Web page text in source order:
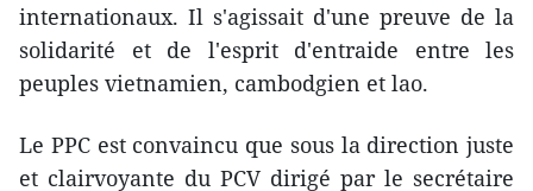
internationaux. Il s'agissait d'une preuve de la
solidarité et de l'esprit d'entraide entre les
peuples vietnamien, cambodgien et lao.
Le PPC est convaincu que sous la direction juste
et clairvoyante du PCV dirigé par le secrétaire